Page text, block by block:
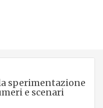
sperimentazione
e scenari